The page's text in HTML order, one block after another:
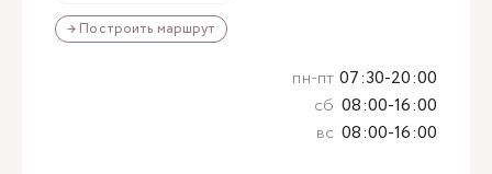
→ Построить маршрут
пн-пт 07:30-20:00
сб 08:00-16:00
вс 08:00-16:00